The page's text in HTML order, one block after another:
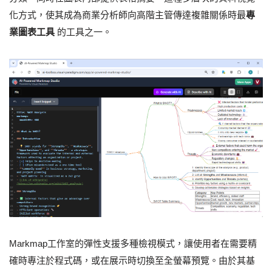
化方式，使其成為商業分析師向高階主管傳達複雜關係時最專
業圖表工具 的工具之一。
Markmap工作室的彈性支援多種檢視模式，讓使用者在需要精
確時專注於程式碼，或在展示時切換至全螢幕預覽。由於其基